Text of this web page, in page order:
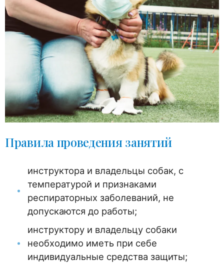
Правила проведения занятий
инструктора и владельцы собак, с
температурой и признаками
респираторных заболеваний, не
допускаются до работы;
инструктору и владельцу собаки
необходимо иметь при себе
индивидуальные средства защиты;